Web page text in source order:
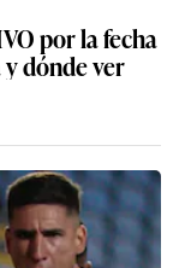
por la fecha
dónde ver